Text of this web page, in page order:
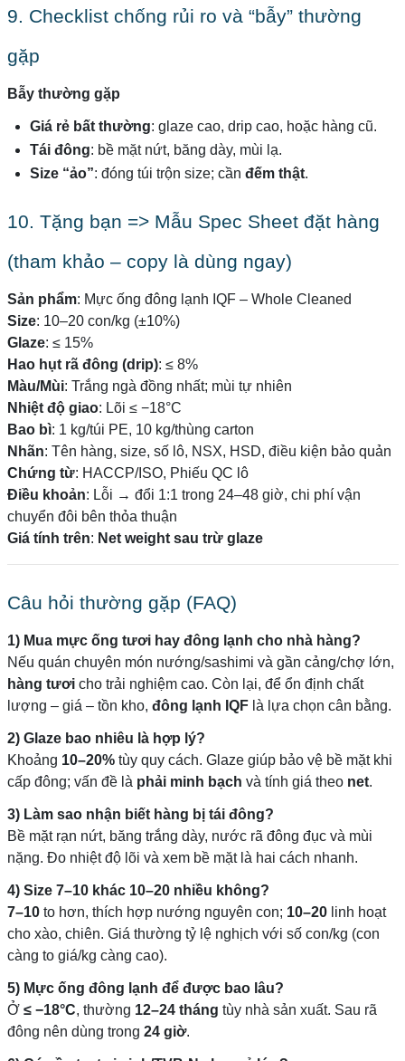
9. Checklist chống rủi ro và “bẫy” thường
gặp
Bẫy thường gặp
Giá rẻ bất thường: glaze cao, drip cao, hoặc hàng cũ.
Tái đông: bề mặt nứt, băng dày, mùi lạ.
Size “ảo”: đóng túi trộn size; cần đếm thật.
10. Tặng bạn => Mẫu Spec Sheet đặt hàng
(tham khảo – copy là dùng ngay)
Sản phẩm: Mực ống đông lạnh IQF – Whole Cleaned
Size: 10–20 con/kg (±10%)
Glaze: ≤ 15%
Hao hụt rã đông (drip): ≤ 8%
Màu/Mùi: Trắng ngà đồng nhất; mùi tự nhiên
Nhiệt độ giao: Lõi ≤ −18°C
Bao bì: 1 kg/túi PE, 10 kg/thùng carton
Nhãn: Tên hàng, size, số lô, NSX, HSD, điều kiện bảo quản
Chứng từ: HACCP/ISO, Phiếu QC lô
Điều khoản: Lỗi → đổi 1:1 trong 24–48 giờ, chi phí vận
chuyển đôi bên thỏa thuận
Giá tính trên: Net weight sau trừ glaze
Câu hỏi thường gặp (FAQ)
1) Mua mực ống tươi hay đông lạnh cho nhà hàng?
Nếu quán chuyên món nướng/sashimi và gần cảng/chợ lớn,
hàng tươicho trải nghiệm cao. Còn lại, để ổn định chất
lượng – giá – tồn kho, đông lạnh IQFlà lựa chọn cân bằng.
2) Glaze bao nhiêu là hợp lý?
Khoảng 10–20%tùy quy cách. Glaze giúp bảo vệ bề mặt khi
cấp đông; vấn đề là phải minh bạch và tính giá theo net.
3) Làm sao nhận biết hàng bị tái đông?
Bề mặt rạn nứt, băng trắng dày, nước rã đông đục và mùi
nặng. Đo nhiệt độ lõi và xem bề mặt là hai cách nhanh.
4) Size 7–10 khác 10–20 nhiều không?
7–10to hơn, thích hợp nướng nguyên con; 10–20linh hoạt
cho xào, chiên. Giá thường tỷ lệ nghịch với số con/kg (con
càng to giá/kg càng cao).
5) Mực ống đông lạnh để được bao lâu?
Ở ≤ −18°C, thường 12–24 tháng tùy nhà sản xuất. Sau rã
đông nên dùng trong 24 giờ.